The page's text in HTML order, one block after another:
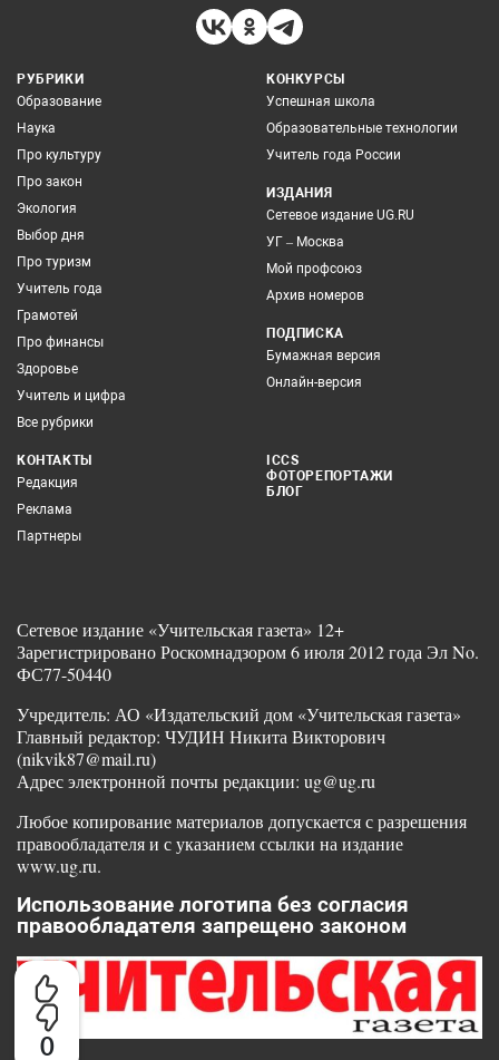
0
РУБРИКИ
Образование
Наука
Про культуру
Про закон
Экология
Выбор дня
Про туризм
Учитель года
Грамотей
Про финансы
Здоровье
Учитель и цифра
Все рубрики
КОНКУРСЫ
Успешная школа
Образовательные технологии
Учитель года России
ИЗДАНИЯ
Сетевое издание UG.RU
УГ – Москва
Мой профсоюз
Архив номеров
ПОДПИСКА
Бумажная версия
Онлайн-версия
КОНТАКТЫ
Редакция
Реклама
Партнеры
ICCS
ФОТОРЕПОРТАЖИ
БЛОГ
Сетевое издание «Учительская газета» 12+
Зарегистрировано Роскомнадзором 6 июля 2012 года Эл No.
ФС77-50440
Учредитель: АО «Издательский дом «Учительская газета»
Главный редактор: ЧУДИН Никита Викторович
(nikvik87@mail.ru)
Адрес электронной почты редакции: ug@ug.ru
Любое копирование материалов допускается с разрешения
правообладателя и с указанием ссылки на издание
www.ug.ru.
Использование логотипа без согласия
правообладателя запрещено законом